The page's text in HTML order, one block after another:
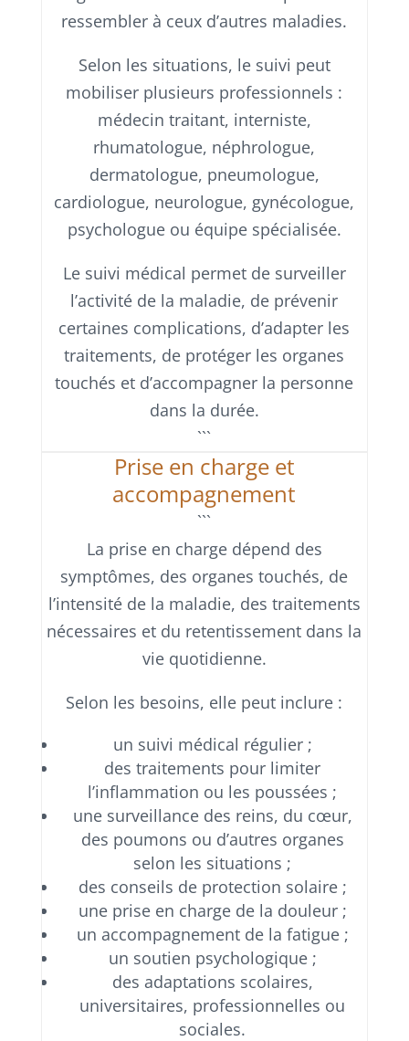
ressembler à ceux d’autres maladies.
Selon les situations, le suivi peut
mobiliser plusieurs professionnels :
médecin traitant, interniste,
rhumatologue, néphrologue,
dermatologue, pneumologue,
cardiologue, neurologue, gynécologue,
psychologue ou équipe spécialisée.
Le suivi médical permet de surveiller
l’activité de la maladie, de prévenir
certaines complications, d’adapter les
traitements, de protéger les organes
touchés et d’accompagner la personne
dans la durée.
```
Prise en charge et
accompagnement
```
La prise en charge dépend des
symptômes, des organes touchés, de
l’intensité de la maladie, des traitements
nécessaires et du retentissement dans la
vie quotidienne.
Selon les besoins, elle peut inclure :
un suivi médical régulier ;
des traitements pour limiter
l’inflammation ou les poussées ;
une surveillance des reins, du cœur,
des poumons ou d’autres organes
selon les situations ;
des conseils de protection solaire ;
une prise en charge de la douleur ;
un accompagnement de la fatigue ;
un soutien psychologique ;
des adaptations scolaires,
universitaires, professionnelles ou
sociales.